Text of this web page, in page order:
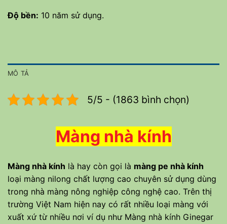
Độ bền: 10 năm sử dụng.
MÔ TẢ
5/5 - (1863 bình chọn)
Màng nhà kính
Màng nhà kính là hay còn gọi là màng pe nhà kính
loại màng nilong chất lượng cao chuyên sử dụng dùng
trong nhà màng nông nghiệp công nghệ cao. Trên thị
trường Việt Nam hiện nay có rất nhiều loại màng với
xuất xứ từ nhiều nơi ví dụ như Màng nhà kính Ginegar